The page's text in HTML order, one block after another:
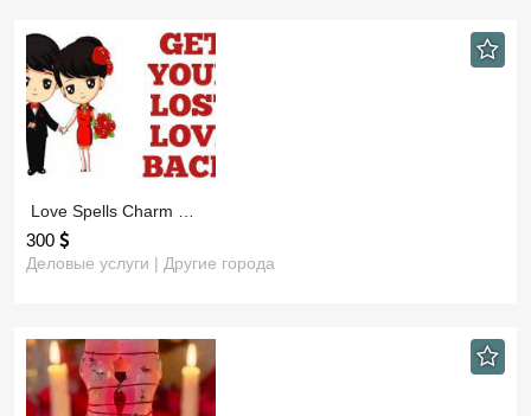
​ Love Spells Charm …
300
Деловые услуги | Другие города